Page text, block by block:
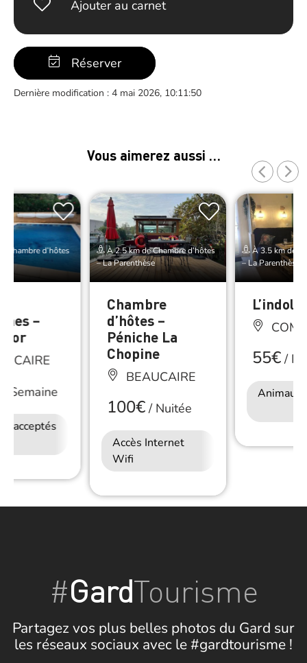
Ajouter au carnet
Réserver
Dernière modification : 4 mai 2026, 10:11:50
Vous aimerez aussi …
Chambre d’hôtes
–
Semaine
acceptés
À 2.5 km de Chambre d’hôtes
– La Parenthèse
Chambre
d’hôtes –
Péniche La
Chopine
BEAUCAIRE
100€/Nuitée
Accès Internet
Wifi
À 3.5 km de
– La Parenthèse
55€/
Animaux
#GardTourisme
Partagez vos plus belles photos du Gard sur
les réseaux sociaux avec le #gardtourisme !